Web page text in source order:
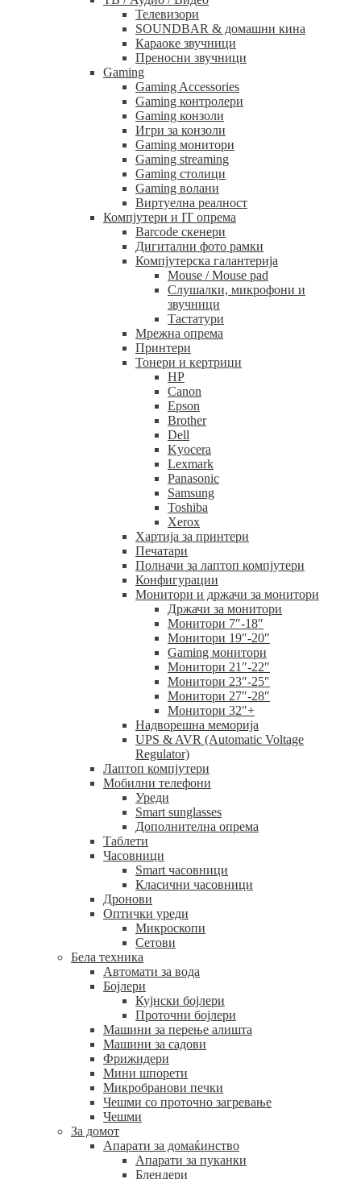
Телевизори
SOUNDBAR & домашни кина
Караоке звучници
Преносни звучници
Gaming
Gaming Accessories
Gaming контролери
Gaming конзоли
Игри за конзоли
Gaming монитори
Gaming streaming
Gaming столици
Gaming волани
Виртуелна реалност
Компјутери и IT опрема
Barcode скенери
Дигитални фото рамки
Компјутерска галантерија
Mouse / Mouse pad
Слушалки, микрофони и
звучници
Тастатури
Мрежна опрема
Принтери
Тонери и кертриџи
HP
Canon
Epson
Brother
Dell
Kyocera
Lexmark
Panasonic
Samsung
Toshiba
Xerox
Хартија за принтери
Печатари
Полначи за лаптоп компјутери
Конфигурации
Монитори и држачи за монитори
Држачи за монитори
Монитори 7″-18″
Монитори 19″-20″
Gaming монитори
Монитори 21″-22″
Монитори 23″-25″
Монитори 27″-28″
Монитори 32″+
Надворешна меморија
UPS & AVR (Automatic Voltage
Regulator)
Лаптоп компјутери
Мобилни телефони
Уреди
Smart sunglasses
Дополнителна опрема
Таблети
Часовници
Smart часовници
Класични часовници
Дронови
Оптички уреди
Микроскопи
Сетови
Бела техника
Автомати за вода
Бојлери
Кујнски бојлери
Проточни бојлери
Машини за перење алишта
Машини за садови
Фрижидери
Мини шпорети
Микробранови печки
Чешми со проточно загревање
Чешми
За домот
Апарати за домаќинство
Апарати за пуканки
Блендери